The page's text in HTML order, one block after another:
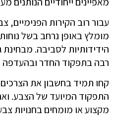
עבור רוב הקירות
מומלץ באופן נרחב בשל
הידידותיות לסביבה.
רבה בתפקוד החדר ובהעדפה
קחו תמיד בחשבון את
התפקוד המיועד של הצבע.
מקצוע או מומחים בחנויות